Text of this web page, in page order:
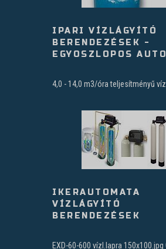
IPARI VÍZLÁGYÍTÓ
BERENDEZÉSEK -
EGYOSZLOPOS
4,0 - 14,0 m3/óra teljesítményű
IKERAUTOMATA
VÍZLÁGYÍTÓ
BERENDEZÉSEK
EXD-60-600 vízl.lapra